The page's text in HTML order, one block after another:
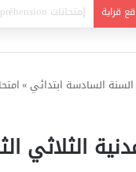
قراية امتحانات قواعد لغة
السنة السادسة ابتدائي »
الثلاثي